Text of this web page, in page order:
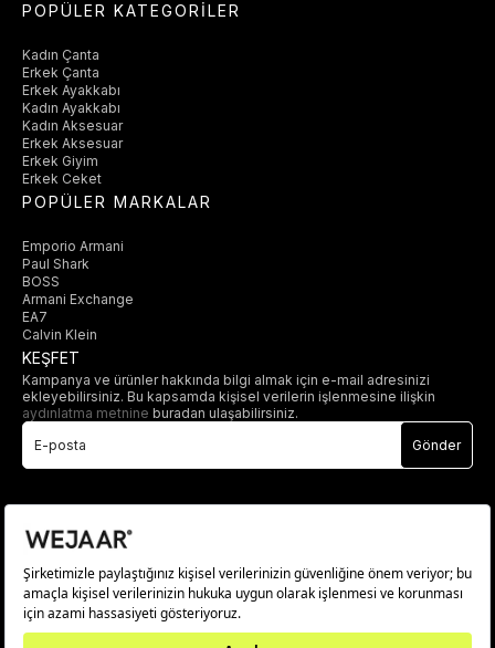
POPÜLER KATEGORİLER
Kadın Çanta
Erkek Çanta
Erkek Ayakkabı
Kadın Ayakkabı
Kadın Aksesuar
Erkek Aksesuar
Erkek Giyim
Erkek Ceket
POPÜLER MARKALAR
Emporio Armani
Paul Shark
BOSS
Armani Exchange
EA7
Calvin Klein
KEŞFET
Kampanya ve ürünler hakkında bilgi almak için e-mail adresinizi
ekleyebilirsiniz. Bu kapsamda kişisel verilerin işlenmesine ilişkin
aydınlatma metnine buradan ulaşabilirsiniz.
Gönder
© 2025 wejaar.com.tr. tüm hakları saklıdır.